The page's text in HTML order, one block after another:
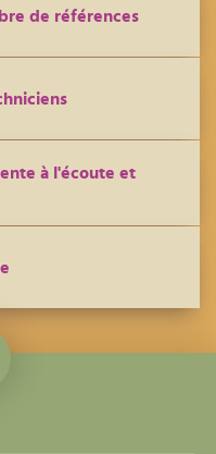
de références
à l'écoute et